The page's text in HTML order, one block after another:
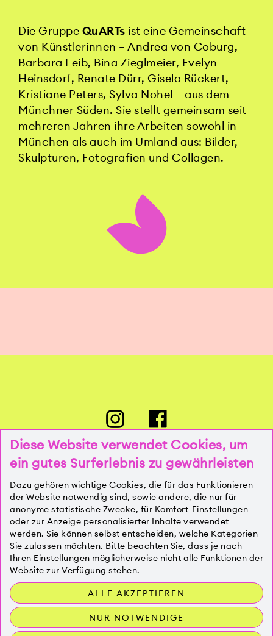
Die Gruppe QuARTs ist eine Gemeinschaft
von Künstlerinnen – Andrea von Coburg,
Barbara Leib, Bina Zieglmeier, Evelyn
Heinsdorf, Renate Dürr, Gisela Rückert,
Kristiane Peters, Sylva Nohel – aus dem
Münchner Süden. Sie stellt gemeinsam seit
mehreren Jahren ihre Arbeiten sowohl in
München als auch im Umland aus: Bilder,
Skulpturen, Fotografien und Collagen.
PRESSE
KONTAKT
IMPRESSUM
DATENSCHUTZ
Diese Website verwendet Cookies, um
ein gutes Surferlebnis zu gewährleisten
Dazu gehören wichtige Cookies, die für das Funktionieren
der Website notwendig sind, sowie andere, die nur für
anonyme statistische Zwecke, für Komfort-Einstellungen
oder zur Anzeige personalisierter Inhalte verwendet
werden. Sie können selbst entscheiden, welche Kategorien
Sie zulassen möchten. Bitte beachten Sie, dass je nach
Ihren Einstellungen möglicherweise nicht alle Funktionen der
Website zur Verfügung stehen.
ALLE AKZEPTIEREN
NUR NOTWENDIGE